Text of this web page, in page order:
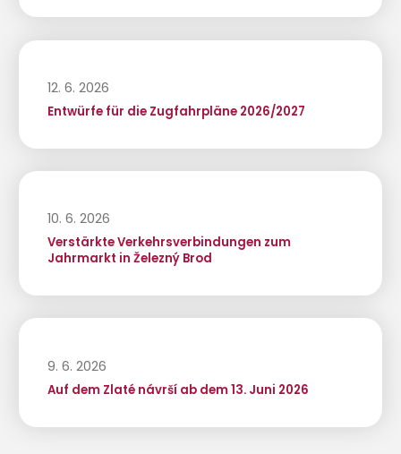
12. 6. 2026
Entwürfe für die Zugfahrpläne 2026/2027
10. 6. 2026
Verstärkte Verkehrsverbindungen zum
Jahrmarkt in Železný Brod
9. 6. 2026
Auf dem Zlaté návrší ab dem 13. Juni 2026